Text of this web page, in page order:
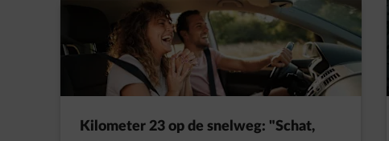
Kilometer 23 op de snelweg: "Schat,